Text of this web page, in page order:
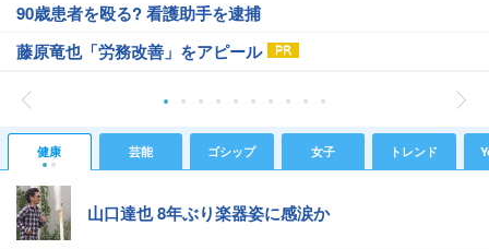
90歳患者を殴る? 看護助手を逮捕
藤原竜也「労務改善」をアピール
健康 芸能 ゴシップ 女子 トレンド
山口達也 8年ぶり楽器姿に感涙か